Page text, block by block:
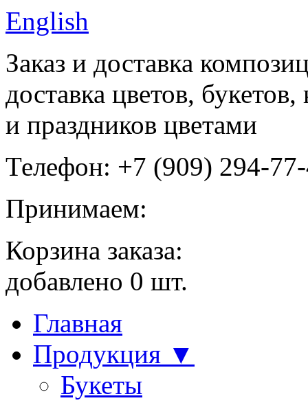
English
Заказ и доставка
доставка цветов,
и праздников цветами
Телефон: +7 (909) 294-
Принимаем:
Корзина заказа:
добавлено 0 шт.
Главная
Продукция ▼
Букеты